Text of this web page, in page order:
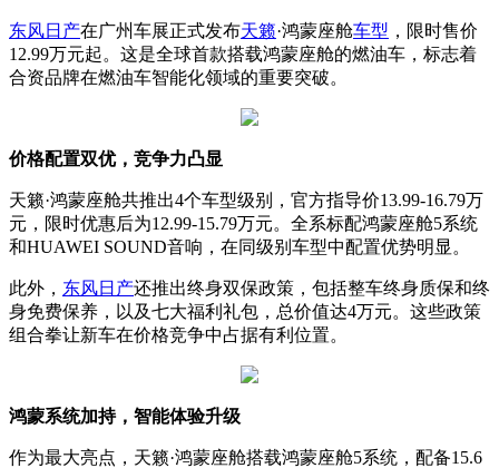
东风日产在广州车展正式发布天籁·鸿蒙座舱车型 ，限时售价
12.99万元起。这是全球首款搭载鸿蒙座舱的燃油车，标志着
合资品牌在燃油车智能化领域的重要突破。
价格配置双优，竞争力凸显
天籁·鸿蒙座舱共推出4个车型级别，官方指导价13.99-16.79万
元，限时优惠后为12.99-15.79万元。全系标配鸿蒙座舱5系统
和HUAWEI SOUND音响，在同级别车型中配置优势明显。
此外， 东风日产还推出终身双保政策，包括整车终身质保和终
身免费保养，以及七大福利礼包，总价值达4万元。这些政策
组合拳让新车在价格竞争中占据有利位置。
鸿蒙系统加持，智能体验升级
作为最大亮点，天籁·鸿蒙座舱搭载鸿蒙座舱5系统，配备15.6